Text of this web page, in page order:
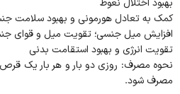
بهبود اختلال نعوظ
کمک به تعادل هورمونی و بهبود سلامت
افزایش میل جنسی؛ تقویت میل و قوای
تقویت انرژی و بهبود استقامت بدنی
نحوه مصرف: روزی دو بار و هر بار یک قرص
مصرف شود.